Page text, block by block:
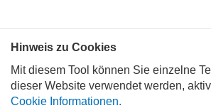
Hinweis zu Cookies
Mit diesem Tool können Sie einzelne
dieser Website verwendet werden,
Cookie Informationen.